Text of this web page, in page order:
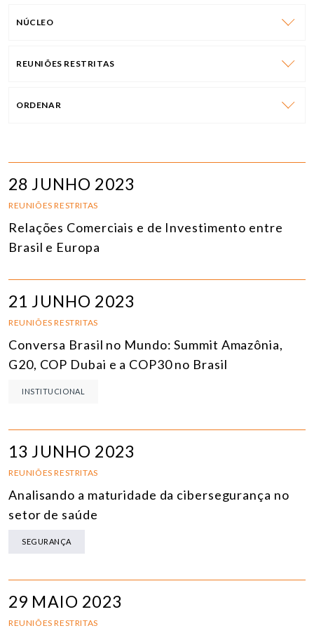
NÚCLEO
REUNIÕES RESTRITAS
ORDENAR
28 JUNHO 2023
REUNIÕES RESTRITAS
Relações Comerciais e de Investimento entre
Brasil e Europa
21 JUNHO 2023
REUNIÕES RESTRITAS
Conversa Brasil no Mundo: Summit Amazônia,
G20, COP Dubai e a COP30 no Brasil
INSTITUCIONAL
13 JUNHO 2023
REUNIÕES RESTRITAS
Analisando a maturidade da cibersegurança no
setor de saúde
SEGURANÇA
29 MAIO 2023
REUNIÕES RESTRITAS